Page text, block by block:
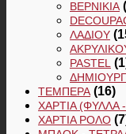
ΒΕΡΝΊΚΙΑ
ΛΑΔΙΟΎ
PASTEL
ΤΈΜΠΕΡΑ (16)
ΧΑΡΤΙΆ (ΦΎΛΛΑ
ΧΑΡΤΙΆ ΡΟΛΌ